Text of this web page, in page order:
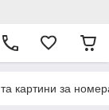
та картини за